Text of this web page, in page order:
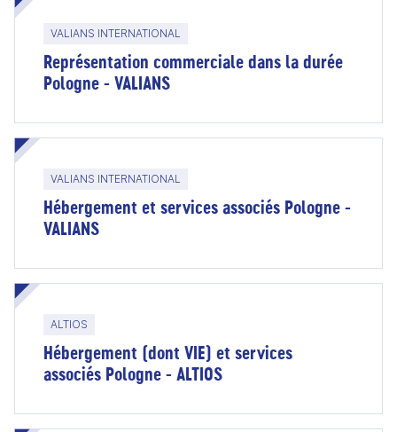
VALIANS INTERNATIONAL
Représentation commerciale dans la durée
Pologne - VALIANS
VALIANS INTERNATIONAL
Hébergement et services associés Pologne -
VALIANS
ALTIOS
Hébergement (dont VIE) et services
associés Pologne - ALTIOS